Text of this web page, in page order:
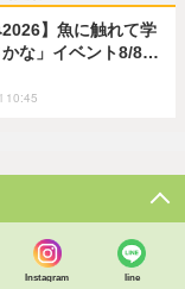
2026】魚に触れて学
かな」イベント8/8…
10:45
Instagram line